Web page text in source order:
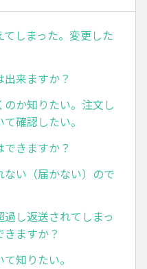
しまった。変更した
来ますか？
か知りたい。注文し
確認したい。
きますか？
い（届かない）ので
し返送されてしまっ
ますか？
知りたい。